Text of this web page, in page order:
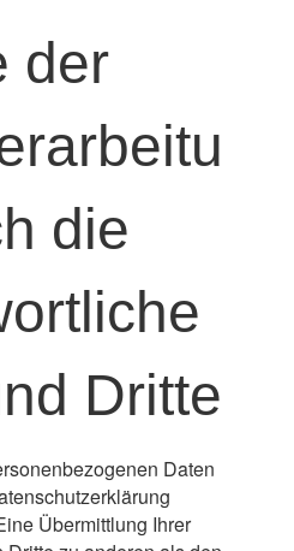
der
die
Dritte
Daten
Übermittlung Ihrer